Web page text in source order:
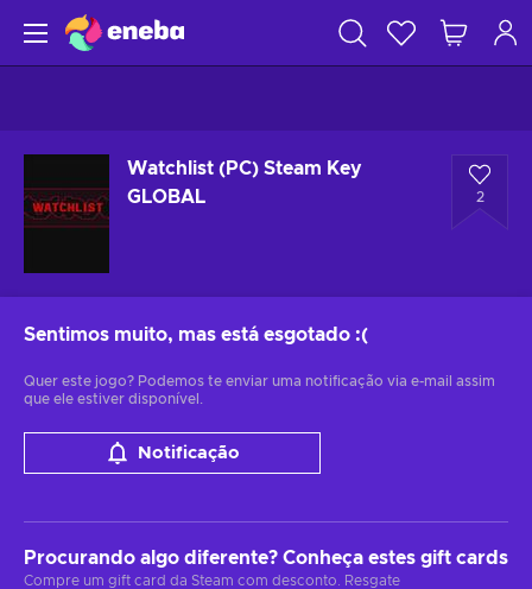
Watchlist (PC) Steam Key
GLOBAL
2
Sentimos muito, mas está esgotado :(
Quer este jogo? Podemos te enviar uma notificação via e-mail assim
que ele estiver disponível.
Notificação
Procurando algo diferente? Conheça estes gift cards
Compre um gift card da Steam com desconto. Resgate